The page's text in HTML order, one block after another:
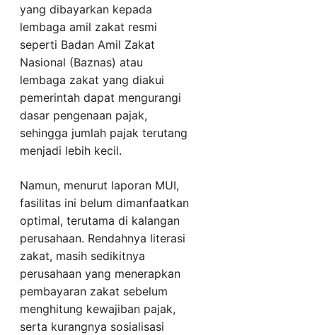
yang dibayarkan kepada
lembaga amil zakat resmi
seperti Badan Amil Zakat
Nasional (Baznas) atau
lembaga zakat yang diakui
pemerintah dapat mengurangi
dasar pengenaan pajak,
sehingga jumlah pajak terutang
menjadi lebih kecil.
Namun, menurut laporan MUI,
fasilitas ini belum dimanfaatkan
optimal, terutama di kalangan
perusahaan. Rendahnya literasi
zakat, masih sedikitnya
perusahaan yang menerapkan
pembayaran zakat sebelum
menghitung kewajiban pajak,
serta kurangnya sosialisasi